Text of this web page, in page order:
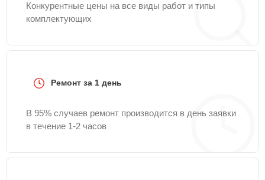
Конкурентные цены на все виды работ и типы
комплектующих
Ремонт за 1 день
В 95% случаев ремонт производится в день заявки
в течение 1-2 часов